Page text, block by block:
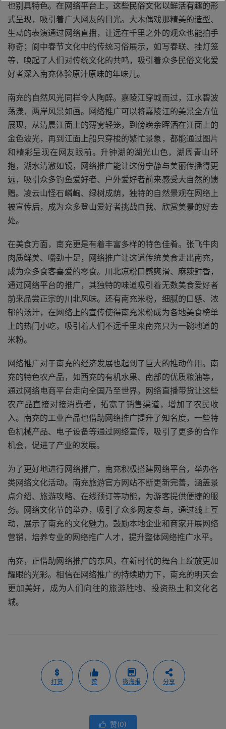
也别具特色。在网络平台上，这些民俗文化以鲜活有趣的形
式呈现，吸引着广大网友的目光。大木偶戏那精美的造型、
生动的表演通过网络直播，让远在千里之外的观众也能拍手
称奇；阆中春节文化中的传统习俗展示，如写春联、挂灯笼
等，唤起了人们对传统文化的共鸣，吸引着众多民俗文化爱
好者深入南充体验原汁原味的年味儿。
南充的自然风光同样令人陶醉。嘉陵江穿城而过，江水碧波
荡漾，两岸风景如画。网络推广可以将嘉陵江的美景全方位
展现，从清晨江面上的薄雾轻笼，到傍晚余晖洒在江面上的
金色波光，再到江面上船只穿梭的繁忙景象，都能通过图片
和精彩呈现在网友眼前。升钟湖的湖光山色，湖周青山环
抱，湖水清澈如镜，网络推广能让这份宁静与美丽传播得更
远，吸引众多钓鱼爱好者、户外爱好者前来感受大自然的馈
赠。凌云山怪石嶙峋、绿树成荫，独特的自然景观在网络上
被宣传后，成为众多登山爱好者挑战自我、欣赏美景的好去
处。
在美食方面，南充更是有着丰富多样的特色佳肴。张飞牛肉
肉质鲜美、嚼劲十足，网络推广让这道传统美食走出南充，
成为众多食客喜爱的零食。川北凉粉口感爽滑、麻辣鲜香，
通过网络平台的推广，其独特的味道吸引着无数美食爱好者
前来品尝正宗的川北风味。还有南充米粉，细腻的口感、浓
郁的汤汁，在网络上的宣传使得南充米粉成为各地美食榜单
上的热门小吃，吸引着人们不远千里来南充只为一碗地道的
米粉。
网络推广对于南充的经济发展也起到了巨大的推动作用。南
充的特色农产品，如西充的有机水果、南部的优质粮油等，
通过网络电商平台走向全国乃至世界。网络直播带货让这些
农产品直接对接消费者，拓宽了销售渠道，增加了农民收
入。南充的工业产品也借助网络推广提升了知名度，一些特
色机械产品、电子设备等通过网络宣传，吸引了更多的合作
机会，促进了产业的发展。
为了更好地进行网络推广，南充积极搭建网络平台，举办各
类网络文化活动。南充旅游官方网站不断更新完善，涵盖景
点介绍、旅游攻略、在线预订等功能，为游客提供便捷的服
务。网络文化节的举办，吸引了众多网友参与，通过线上互
动，展示了南充的文化魅力。鼓励本地企业和商家开展网络
营销，培养专业的网络推广人才，提升整体网络推广水平。
南充，正借助网络推广的东风，在新时代的舞台上绽放更加
耀眼的光彩。相信在网络推广的持续助力下，南充的明天会
更加美好，成为人们向往的旅游胜地、投资热土和文化名
城。
打赏 赞 微海报 分享
 赞(0)